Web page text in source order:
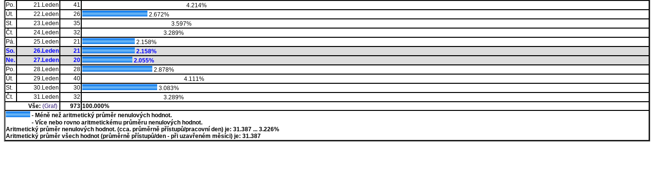
Po.
21.Leden 41
4.214%
Út.
22.Leden 26
2.672%
St.
23.Leden 35
3.597%
Čt.
24.Leden 32
3.289%
Pá.
25.Leden 21
2.158%
So.
26.Leden 21
2.158%
Ne.
27.Leden 20
2.055%
Po.
28.Leden 28
2.878%
Út.
29.Leden 40
4.111%
St.
30.Leden 30
3.083%
Čt.
31.Leden 32
3.289%
Vše: (Graf) 973 100.000%
- Méně než aritmetický průměr nenulových hodnot.
- Více nebo rovno aritmetickému průměru nenulových hodnot.
Aritmetický průměr nenulových hodnot. (cca. průměrně přístupů/pracovní den) je: 31.387 ... 3.226%
Aritmetický průměr všech hodnot (průměrně přístupů/den - při uzavřeném měsíci) je: 31.387